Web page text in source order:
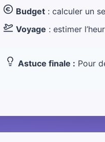
Budget : calculer un
Voyage : estimer
Astuce finale : Pour